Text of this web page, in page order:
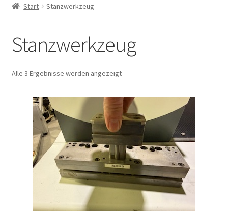
Start Stanzwerkzeug
Stanzwerkzeug
Alle 3 Ergebnisse werden angezeigt